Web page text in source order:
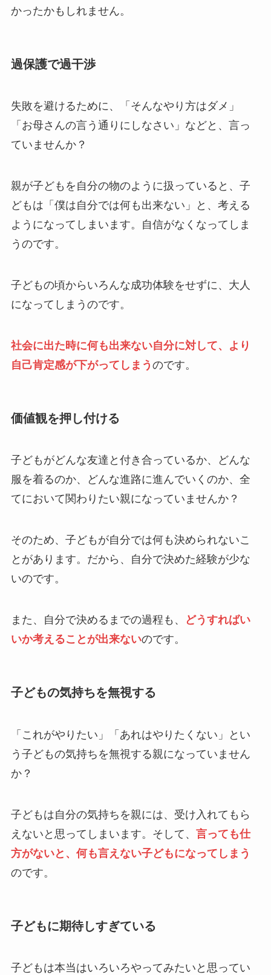
かったかもしれません。
過保護で過干渉
失敗を避けるために、「そんなやり方はダメ」
「お母さんの言う通りにしなさい」などと、言っ
ていませんか？
親が子どもを自分の物のように扱っていると、子
どもは「僕は自分では何も出来ない」と、考える
ようになってしまいます。自信がなくなってしま
うのです。
子どもの頃からいろんな成功体験をせずに、大人
になってしまうのです。
社会に出た時に何も出来ない自分に対して、より
自己肯定感が下がってしまう のです。
価値観を押し付ける
子どもがどんな友達と付き合っているか、どんな
服を着るのか、どんな進路に進んでいくのか、全
てにおいて関わりたい親になっていませんか？
そのため、子どもが自分では何も決められないこ
とがあります。だから、自分で決めた経験が少な
いのです。
また、自分で決めるまでの過程も、
どうすればい
いか考えることが出来ないのです。
子どもの気持ちを無視する
「これがやりたい」「あれはやりたくない」とい
う子どもの気持ちを無視する親になっていません
か？
子どもは自分の気持ちを親には、受け入れてもら
えないと思ってしまいます。そして、 言っても仕
方がないと、何も言えない子どもになってしまう
のです。
子どもに期待しすぎている
子どもは本当はいろいろやってみたいと思ってい